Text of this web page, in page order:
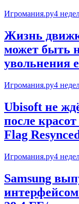
Игромания.ру4
Жизнь
может быть
увольнения
Игромания.ру4
Ubisoft не
после
Flag
Игромания.ру4
Samsung